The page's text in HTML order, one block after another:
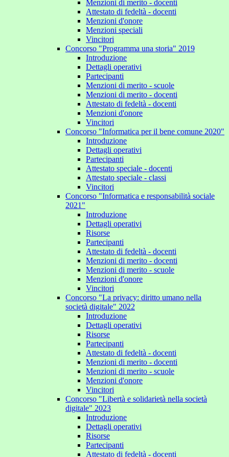
Menzioni di merito - docenti
Attestato di fedeltà - docenti
Menzioni d'onore
Menzioni speciali
Vincitori
Concorso "Programma una storia" 2019
Introduzione
Dettagli operativi
Partecipanti
Menzioni di merito - scuole
Menzioni di merito - docenti
Attestato di fedeltà - docenti
Menzioni d'onore
Vincitori
Concorso "Informatica per il bene comune 2020"
Introduzione
Dettagli operativi
Partecipanti
Attestato speciale - docenti
Attestato speciale - classi
Vincitori
Concorso "Informatica e responsabilità sociale
2021"
Introduzione
Dettagli operativi
Risorse
Partecipanti
Attestato di fedeltà - docenti
Menzioni di merito - docenti
Menzioni di merito - scuole
Menzioni d'onore
Vincitori
Concorso "La privacy: diritto umano nella
società digitale" 2022
Introduzione
Dettagli operativi
Risorse
Partecipanti
Attestato di fedeltà - docenti
Menzioni di merito - docenti
Menzioni di merito - scuole
Menzioni d'onore
Vincitori
Concorso "Libertà e solidarietà nella società
digitale" 2023
Introduzione
Dettagli operativi
Risorse
Partecipanti
Attestato di fedeltà - docenti